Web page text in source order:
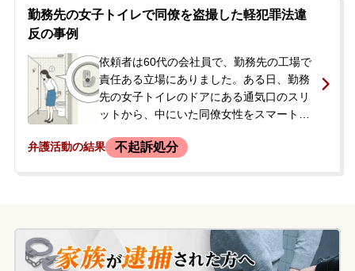
た。警察からは、押収したスマートフォン
から過去の別の盗撮動画も見つかったと告
つ身となり、会社経営者という立場から、
前科がつくことや事件が報道されることを
強く懸念し、不起訴処分獲得を目指して当
事務所へ相談に来られました。
勤務先の女子トイレで同僚を盗撮した軽犯罪法違
反の事例
依頼者は60代の会社員で、勤務先の工場で
責任ある立場にありました。ある日、勤務
先の女子トイレのドアにある通気口のスリ
ットから、中にいた同僚女性をスマートフ
害者本人に気付かれて警察に通報されまし
大きな不安を感じ、弁護士に相談されまし
た。
弁護活動の結果 不起訴処分